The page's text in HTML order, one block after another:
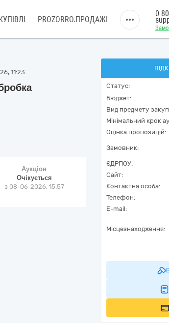
PROZORRO.ПРОДАЖІ
0
11:23
Аукціон
Очікується
з 08-06-2026, 15:57
Статус:
Бюджет:
Вид предмету
Мінімальний крок
Оцінка пропозицій:
Замовник:
ЄДРПОУ:
Сайт:
Контактна особа:
Телефон:
E-mail:
Місцезнаходження: